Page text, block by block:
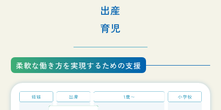
出産
育児
柔軟な働き方を実現するための支援